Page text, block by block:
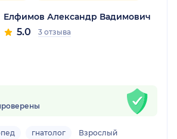
Елфимов Александр Вадимович
5.0 3 отзыва
гнатолог Взрослый